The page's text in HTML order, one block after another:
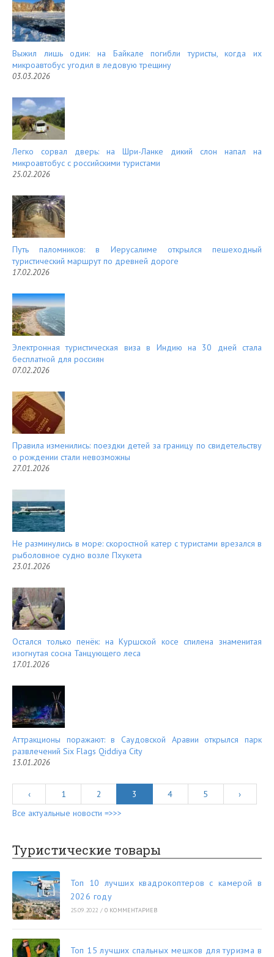
Выжил лишь один: на Байкале погибли туристы, когда их
микроавтобус угодил в ледовую трещину
03.03.2026
Легко сорвал дверь: на Шри-Ланке дикий слон напал на
микроавтобус с российскими туристами
25.02.2026
Путь паломников: в Иерусалиме открылся пешеходный
туристический маршрут по древней дороге
17.02.2026
Электронная туристическая виза в Индию на 30 дней стала
бесплатной для россиян
07.02.2026
Правила изменились: поездки детей за границу по свидетельству
о рождении стали невозможны
27.01.2026
Не разминулись в море: скоростной катер с туристами врезался в
рыболовное судно возле Пхукета
23.01.2026
Остался только пенёк: на Куршской косе спилена знаменитая
изогнутая сосна Танцующего леса
17.01.2026
Аттракционы поражают: в Саудовской Аравии открылся парк
развлечений Six Flags Qiddiya City
13.01.2026
‹ 1 2 3 4 5
›
Все актуальные новости =>>>
Туристические товары
Топ 10 лучших квадрокоптеров с камерой в
2026 году
25.09.2022 / 0 КОММЕНТАРИЕВ
Топ 15 лучших спальных мешков для туризма в